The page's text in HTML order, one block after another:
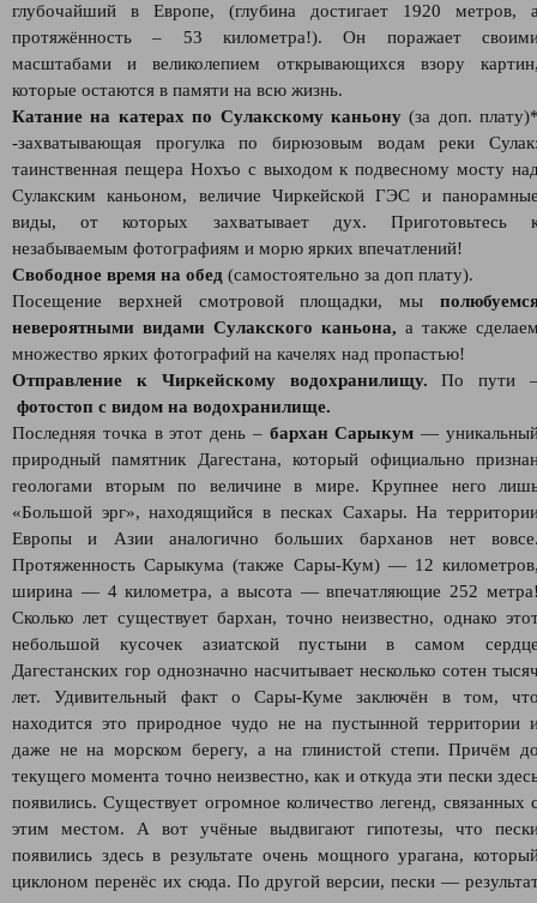
глубочайший в Европе, (глубина достигает 1920 метров,
протяжённость – 53 километра!). Он поражает
масштабами и великолепием открывающихся взору
которые остаются в памяти на всю жизнь.
Катание на катерах по Сулакскому каньону(за доп.
-захватывающая прогулка по бирюзовым водам реки
таинственная пещера Нохъо с выходом к подвесному мосту
Сулакским каньоном, величие Чиркейской ГЭС и
виды, от которых захватывает дух. Приготовьтесь
незабываемым фотографиям и морю ярких впечатлений!
Свободное время на обед (самостоятельно за доп плату).
Посещение верхней смотровой площадки, мы
невероятными видами Сулакского каньона, а также
множество ярких фотографий на качелях над пропастью!
Отправление к Чиркейскому водохранилищу. По пути
фотостоп с видом на водохранилище.
Последняя точка в этот день – бархан Сарыкум —
природный памятник Дагестана, который официально
геологами вторым по величине в мире. Крупнее него
«Большой эрг», находящийся в песках Сахары. На
Европы и Азии аналогично больших барханов нет
Протяженность Сарыкума (также Сары-Кум) — 12
ширина — 4 километра, а высота — впечатляющие 252
Сколько лет существует бархан, точно неизвестно, однако
небольшой кусочек азиатской пустыни в самом
Дагестанских гор однозначно насчитывает несколько сотен
лет. Удивительный факт о Сары-Куме заключён в том,
находится это природное чудо не на пустынной территории
даже не на морском берегу, а на глинистой степи. Причём
текущего момента точно неизвестно, как и откуда эти пески
появились. Существует огромное количество легенд, связанных
этим местом. А вот учёные выдвигают гипотезы, что
появились здесь в результате очень мощного урагана,
циклоном перенёс их сюда. По другой версии, пески —